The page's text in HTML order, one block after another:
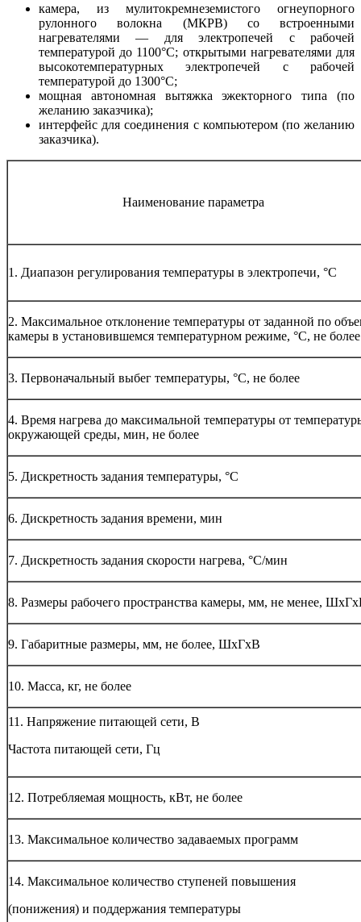
камера, из мулитокремнеземистого огнеупорного
рулонного волокна (МКРВ) со встроенными
нагревателями — для электропечей с рабочей
температурой до 1100°С; открытыми нагревателями для
высокотемпературных электропечей с рабочей
температурой до 1300°С;
мощная автономная вытяжка эжекторного типа (по
желанию заказчика);
интерфейс для соединения с компьютером (по желанию
заказчика).
Наименование параметра
1. Диапазон регулирования температуры в электропечи, °С
2. Максимальное отклонение температуры от заданной по
камеры в установившемся температурном режиме, °С, не более
3. Первоначальный выбег температуры, °С, не более
4. Время нагрева до максимальной температуры от
окружающей среды, мин, не более
5. Дискретность задания температуры, °С
6. Дискретность задания времени, мин
7. Дискретность задания скорости нагрева, °С/мин
8. Размеры рабочего пространства камеры, мм, не менее,
9. Габаритные размеры, мм, не более, ШхГхВ
10. Масса, кг, не более
11. Напряжение питающей сети, В
Частота питающей сети, Гц
12. Потребляемая мощность, кВт, не более
13. Максимальное количество задаваемых программ
14. Максимальное количество ступеней повышения
(понижения) и поддержания температуры